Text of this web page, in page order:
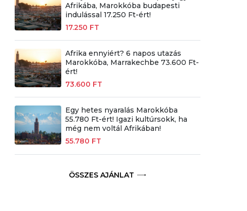
Afrikába, Marokkóba budapesti
indulással 17.250 Ft-ért!
17.250 FT
Afrika ennyiért? 6 napos utazás
Marokkóba, Marrakechbe 73.600 Ft-
ért!
73.600 FT
Egy hetes nyaralás Marokkóba
55.780 Ft-ért! Igazi kultúrsokk, ha
még nem voltál Afrikában!
55.780 FT
ÖSSZES AJÁNLAT